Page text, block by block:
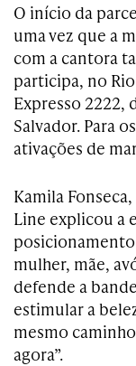
O início da
uma vez que a
com a cantora
participa, no
Expresso 2222,
Salvador. Para
ativações de
Kamila
Line explicou a
mulher, mãe,
defende a
estimular a
mesmo
agora”.